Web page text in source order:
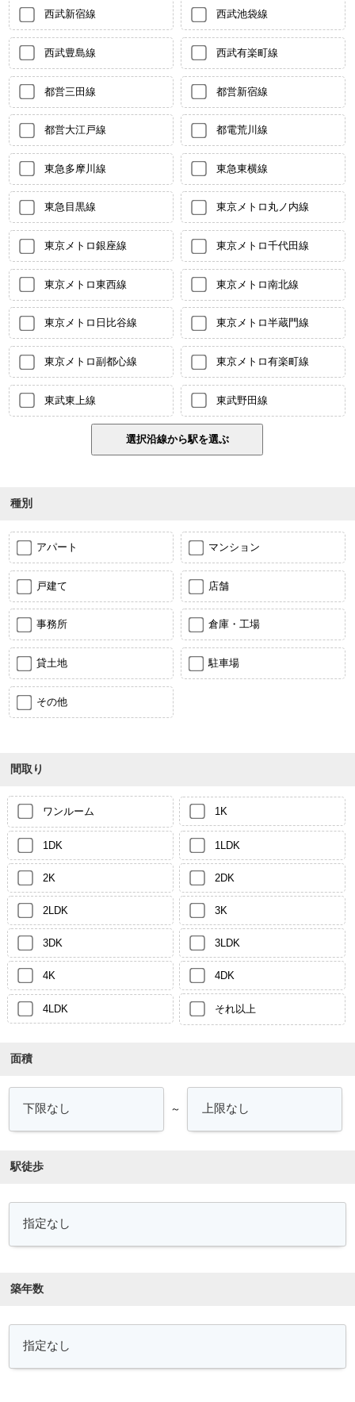
西武新宿線 西武池袋線
西武豊島線 西武有楽町線
都営三田線 都営新宿線
都営大江戸線 都電荒川線
東急多摩川線 東急東横線
東急目黒線 東京メトロ丸ノ内線
東京メトロ銀座線 東京メトロ千代田線
東京メトロ東西線 東京メトロ南北線
東京メトロ日比谷線 東京メトロ半蔵門線
東京メトロ副都心線 東京メトロ有楽町線
東武東上線 東武野田線
種別
アパート マンション
戸建て 店舗
事務所 倉庫・工場
貸土地 駐車場
その他
間取り
ワンルーム 1K
1DK 1LDK
2K 2DK
2LDK 3K
3DK 3LDK
4K 4DK
4LDK それ以上
面積
～
駅徒歩
築年数